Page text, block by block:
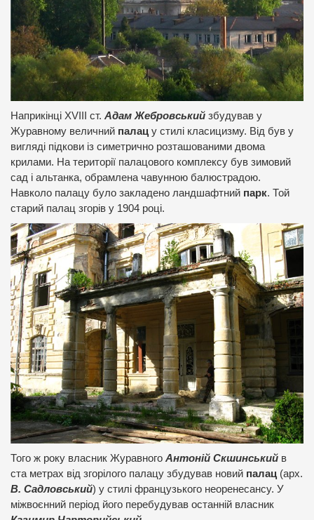
Наприкінці XVIII ст. Адам Жебровський збудував у
Журавному величний палац у стилі класицизму. Від був у
вигляді підкови із симетрично розташованими двома
крилами. На території палацового комплексу був зимовий
сад і альтанка, обрамлена чавунною балюстрадою.
Навколо палацу було закладено ландшафтний парк. Той
старий палац згорів у 1904 році.
Того ж року власник Журавного Антоній Скшинський в
ста метрах від згорілого палацу збудував новий палац (арх.
В. Садловський) у стилі французького неоренесансу. У
міжвоєнний період його перебудував останній власник